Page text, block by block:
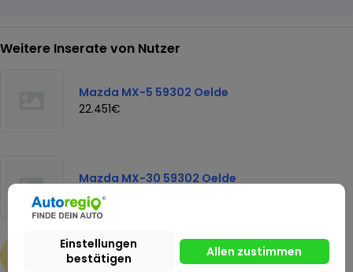
Weitere Inserate von Nutzer
Mazda MX-5 59302 Oelde
22.451€
Mazda MX-30 59302 Oelde
42.930€
38.930€